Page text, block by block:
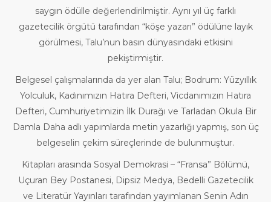
saygın ödülle değerlendirilmiştir. Aynı yıl üç farklı
gazetecilik örgütü tarafından “köşe yazarı” ödülüne layık
görülmesi, Talu’nun basın dünyasındaki etkisini
pekiştirmiştir.
Belgesel çalışmalarında da yer alan Talu; Bodrum: Yüzyıllık
Yolculuk, Kadınımızın Hatıra Defteri, Vicdanımızın Hatıra
Defteri, Cumhuriyetimizin İlk Durağı ve Tarladan Okula Bir
Damla Daha adlı yapımlarda metin yazarlığı yapmış, son üç
belgeselin çekim süreçlerinde de bulunmuştur.
Kitapları arasında Sosyal Demokrasi – “Fransa” Bölümü,
Uçuran Bey Postanesi, Dipsiz Medya, Bedelli Gazetecilik
ve Literatür Yayınları tarafından yayımlanan Senin Adın